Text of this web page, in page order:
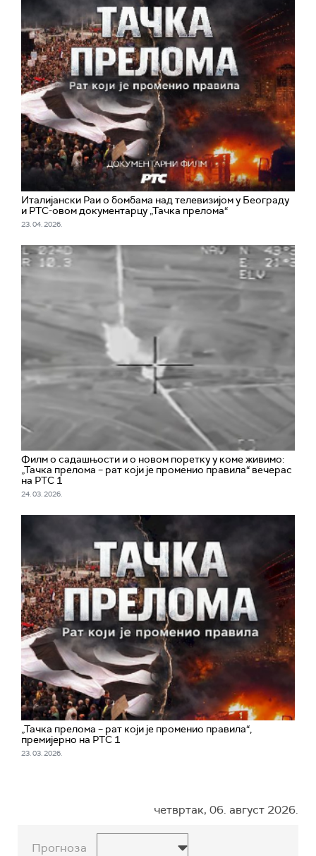
Италијански Раи о бомбама над телевизијом у Београду
и РТС-овом документарцу „Тачка прелома“
23. 04. 2026.
Филм о садашњости и о новом поретку у коме живимо:
„Тачка прелома – рат који је променио правила“ вечерас
на РТС 1
24. 03. 2026.
„Тачка прелома – рат који је променио правила“,
премијерно на РТС 1
23. 03. 2026.
четвртак, 06. август 2026.
Прогноза